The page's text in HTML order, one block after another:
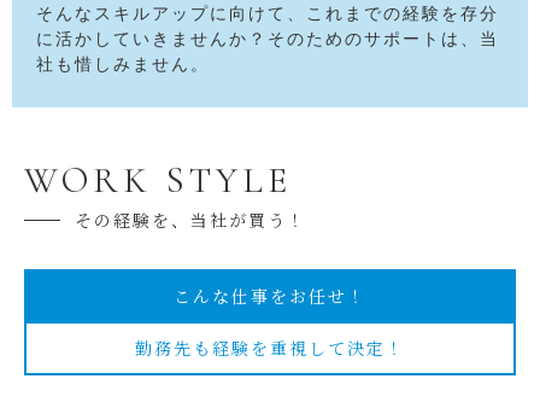
そんなスキルアップに向けて、これまでの経験を存分
に活かしていきませんか？そのためのサポートは、当
社も惜しみません。
WORK STYLE
その経験を、当社が買う！
こんな仕事をお任せ！
勤務先も経験を重視して決定！